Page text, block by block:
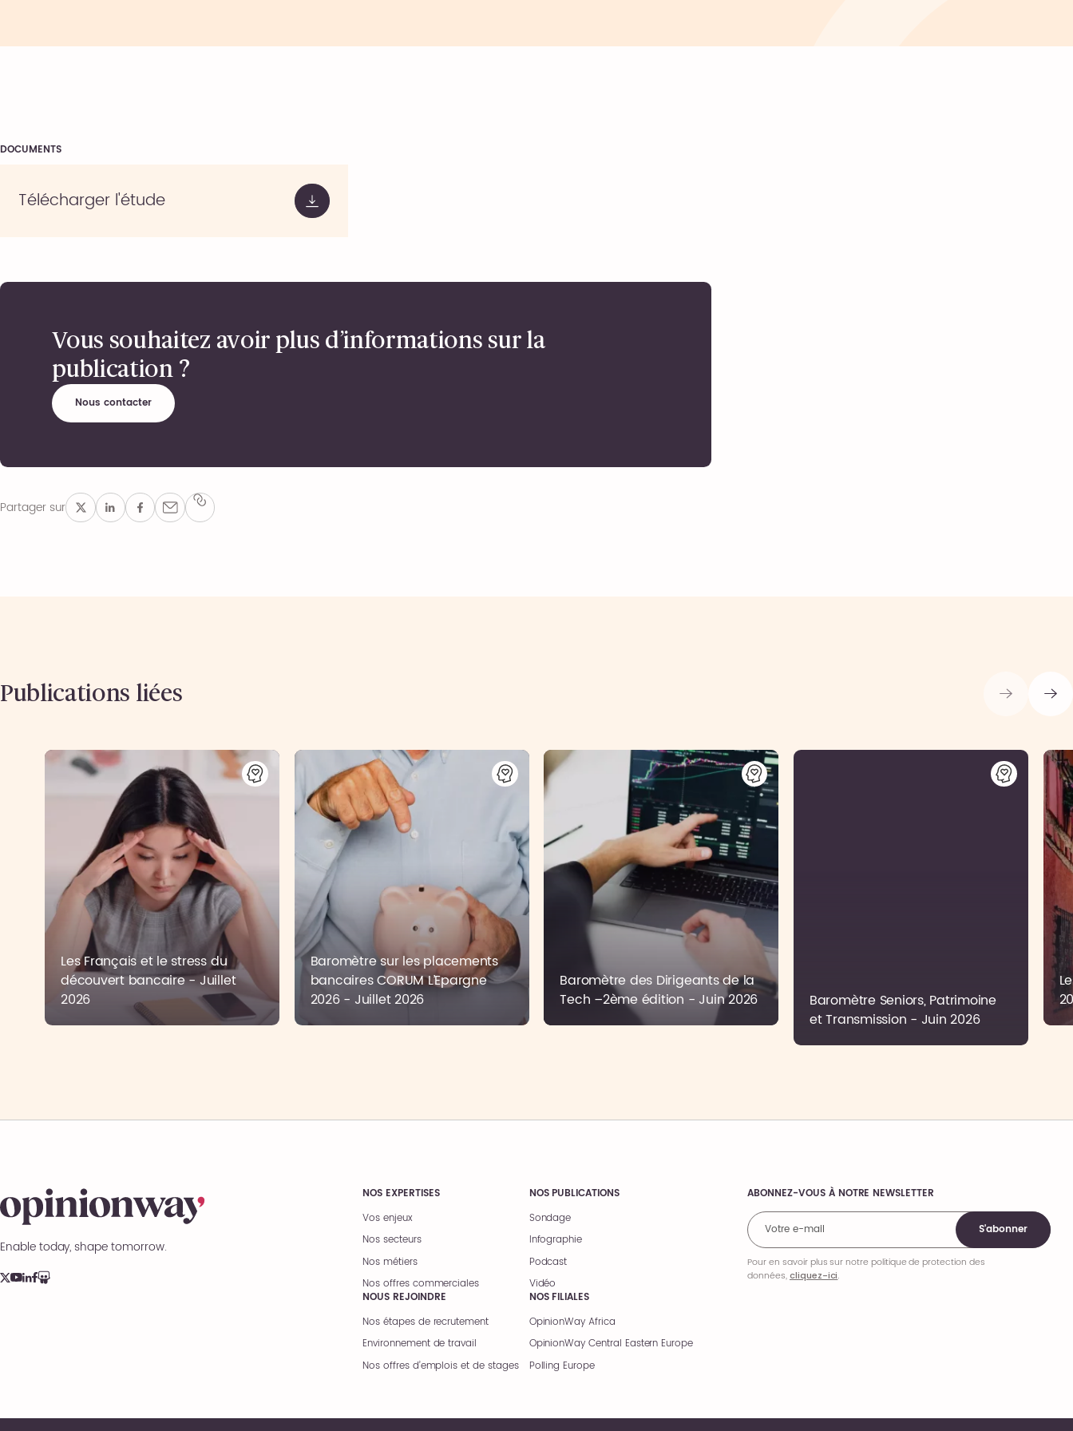
DOCUMENTS
Télécharger l'étude
Vous souhaitez avoir plus d’informations sur la
publication ?
Nous contacter
Partager sur
Publications liées
Les Français et le stress du
découvert bancaire - Juillet
2026
Baromètre sur les placements
bancaires CORUM L’Epargne
2026 - Juillet 2026
Baromètre des Dirigeants de la
Tech –2ème édition - Juin 2026
et Transmission - Juin 2026
Enable today, shape tomorrow.
NOS EXPERTISES
Vos enjeux
Nos secteurs
Nos métiers
Nos offres commerciales
NOS PUBLICATIONS
Sondage
Infographie
Podcast
Vidéo
NOUS REJOINDRE
Nos étapes de recrutement
Environnement de travail
Nos offres d’emplois et de stages
NOS FILIALES
OpinionWay Africa
OpinionWay Central Eastern Europe
Polling Europe
Comments
ABONNEZ-VOUS À NOTRE NEWSLETTER
S'abonner
Pour en savoir plus sur notre politique de protection des
données,cliquez-ici.